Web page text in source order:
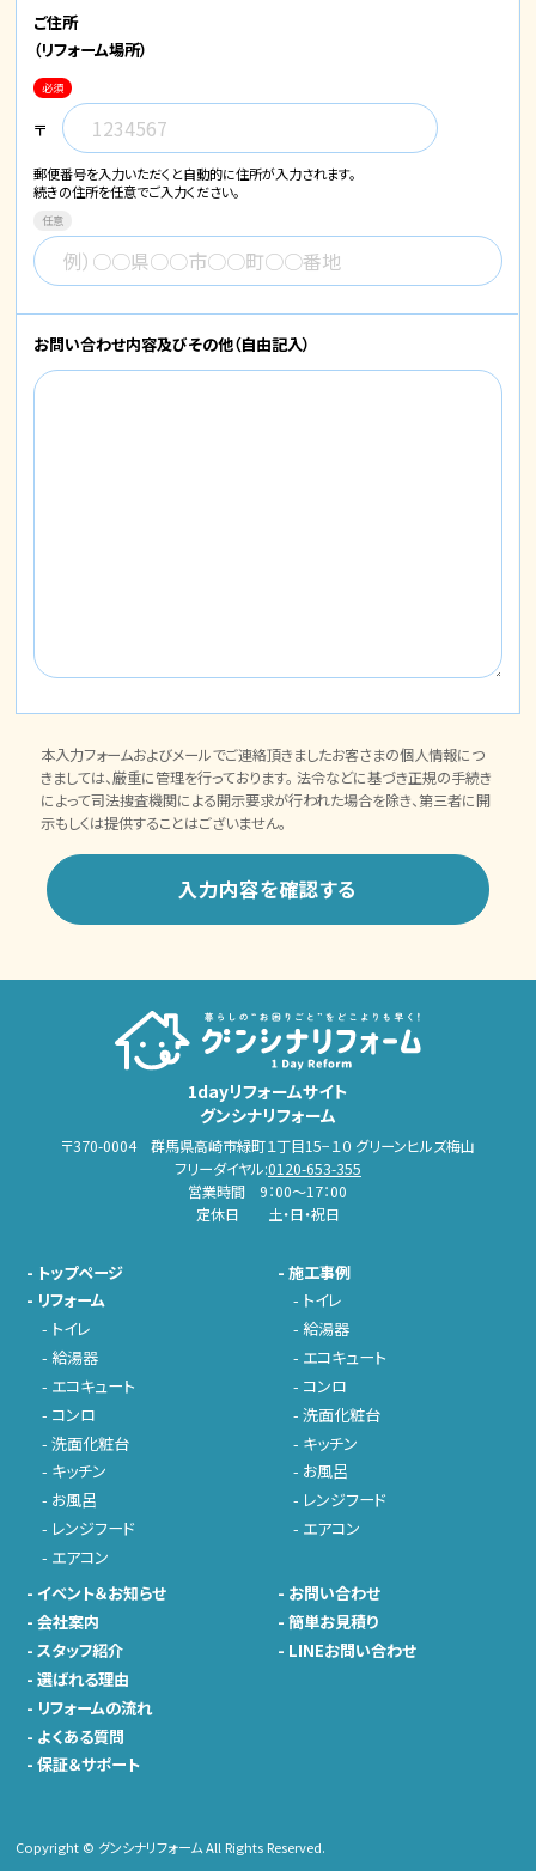
ご住所
（リフォーム場所）
必須
〒
郵便番号を入力いただくと自動的に住所が入力されます。
続きの住所を任意でご入力ください。
任意
お問い合わせ内容及びその他（自由記入）
本入力フォームおよびメールでご連絡頂きましたお客さまの個人情報につ
きましては、厳重に管理を行っております。 法令などに基づき正規の手続き
によって司法捜査機関による開示要求が行われた場合を除き、第三者に開
示もしくは提供することはございません。
1dayリフォームサイト
グンシナリフォーム
〒370-0004 群馬県高崎市緑町１丁目15−１０ グリーンヒルズ梅山
フリーダイヤル:0120-653-355
営業時間 9：00～17：00
定休日 土・日・祝日
- トップページ
- リフォーム
- トイレ
- 給湯器
- エコキュート
- コンロ
- 洗面化粧台
- キッチン
- お風呂
- レンジフード
- エアコン
-施工事例
- トイレ
- 給湯器
- エコキュート
- コンロ
-洗面化粧台
- キッチン
- お風呂
- レンジフード
- エアコン
- イベント＆お知らせ
- 会社案内
- スタッフ紹介
- 選ばれる理由
- リフォームの流れ
- よくある質問
- 保証＆サポート
- お問い合わせ
-簡単お見積り
- LINEお問い合わせ
Copyright © グンシナリフォーム All Rights Reserved.